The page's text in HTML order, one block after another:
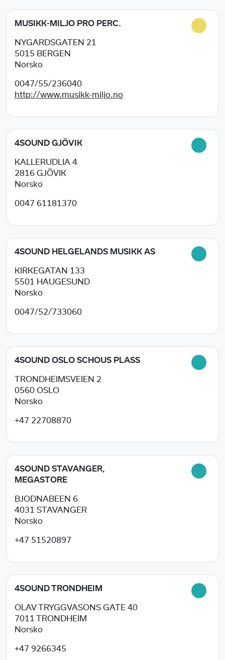
MUSIKK-MILJO PRO PERC.
NYGARDSGATEN 21
5015 BERGEN
Norsko
0047/55/236040
http://www.musikk-miljo.no
4SOUND GJÖVIK
KALLERUDLIA 4
2816 GJÖVIK
Norsko
0047 61181370
4SOUND HELGELANDS MUSIKK AS
KIRKEGATAN 133
5501
HAUGESUND
Norsko
0047/52/733060
4SOUND OSLO SCHOUS PLASS
TRONDHEIMSVEIEN 2
0560 OSLO
Norsko
+47 22708870
4SOUND STAVANGER,
MEGASTORE
BJODNABEEN 6
4031 STAVANGER
Norsko
+47 51520897
4SOUND TRONDHEIM
OLAV TRYGGVASONS GATE 40
7011
TRONDHEIM
Norsko
+47 9266345